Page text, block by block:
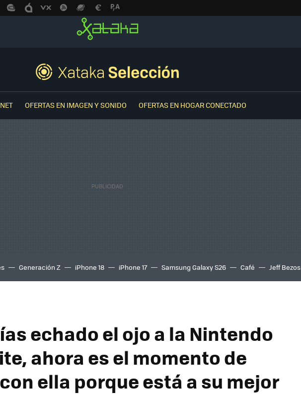
OFERTAS EN IMAGEN Y SONIDO OFERTAS EN HOGAR CONECTADO
Generación Z iPhone 18 iPhone 17 Samsung Galaxy S26 Café Jeff Bezos
echado el ojo a la Nintendo
ahora es el momento de
ella porque está a su mejor